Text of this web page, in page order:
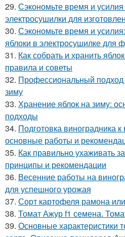
29. Сэкономьте время и
электросушилки для
30. Сэкономьте время и
яблоки в электросушилке для
31. Как собрать и хранить
правила и советы
32. Профессиональный подход
зиму
33. Хранение яблок на зиму:
подходы
34. Подготовка виноградника
основные работы и
35. Как правильно ухаживать
принципы и рекомендации
36. Весенние работы на
для успешного урожая
37. Сорт картофеля рамона
38. Томат Ажур f1 семена.
39. Основные характеристики